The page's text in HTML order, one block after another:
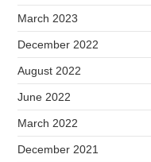
March 2023
December 2022
August 2022
June 2022
March 2022
December 2021